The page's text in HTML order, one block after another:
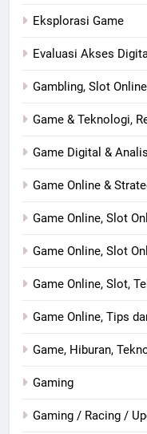
Eksplorasi Game
Evaluasi Akses
Gambling, Slot
Game & Teknologi,
Game Digital &
Game Online &
Game Online, Slot
Game Online, Slot
Game Online, Slot,
Game Online, Tips
Game, Hiburan,
Gaming
Gaming / Racing /